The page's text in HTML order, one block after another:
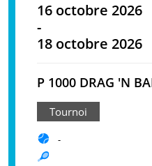
16 octobre 2026
-
18 octobre 2026
P 1000 DRAG 'N
Tournoi
-